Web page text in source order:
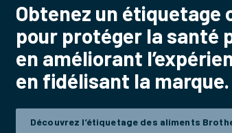
Obtenez un étiquetage
pour protéger la santé
en améliorant
en fidélisant la marque.
Découvrez l’étiquetage des aliments